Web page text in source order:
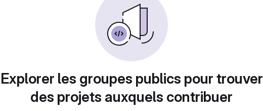
Explorer les groupes publics pour trouver
des projets auxquels contribuer